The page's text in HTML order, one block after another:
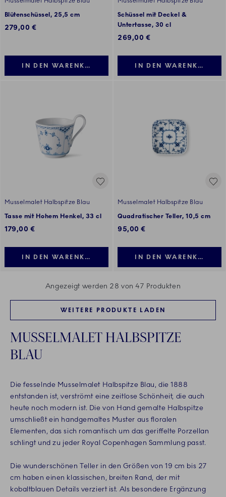
Blütenschüssel, 25,5 cm
279,00 €
IN DEN WARENKORB LEGEN
Schüssel mit Deckel &
Untertasse, 30 cl
269,00 €
IN DEN WARENKORB
Musselmalet Halbspitze Blau
Tasse mit Hohem Henkel, 33 cl
179,00 €
IN DEN WARENKORB LEGEN
Musselmalet Halbspitze Blau
Quadratischer Teller, 10,5 cm
95,00 €
IN DEN WARENKORB
Angezeigt werden 28 von 47 Produkten
WEITERE PRODUKTE LADEN
MUSSELMALET HALBSPITZE
BLAU
Die fesselnde Musselmalet Halbspitze Blau, die 1888
entstanden ist, verströmt eine zeitlose Schönheit, die auch
heute noch modern ist. Die von Hand gemalte Halbspitze
umschließt ein handgemaltes Muster aus floralen
Elementen, das sich romantisch um das geriffelte Porzellan
schlingt und zu jeder Royal Copenhagen Sammlung passt.
Die wunderschönen Teller in den Größen von 19 cm bis 27
cm haben einen klassischen, breiten Rand, der mit
kobaltblauen Details verziert ist. Als besondere Ergänzung